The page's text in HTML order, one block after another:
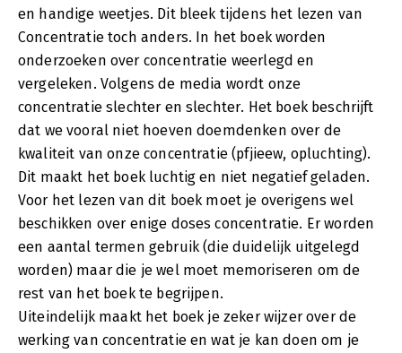
en handige weetjes. Dit bleek tijdens het lezen van
Concentratie toch anders. In het boek worden
onderzoeken over concentratie weerlegd en
vergeleken. Volgens de media wordt onze
concentratie slechter en slechter. Het boek beschrijft
dat we vooral niet hoeven doemdenken over de
kwaliteit van onze concentratie (pfjieew, opluchting).
Dit maakt het boek luchtig en niet negatief geladen.
Voor het lezen van dit boek moet je overigens wel
beschikken over enige doses concentratie. Er worden
een aantal termen gebruik (die duidelijk uitgelegd
worden) maar die je wel moet memoriseren om de
rest van het boek te begrijpen.
Uiteindelijk maakt het boek je zeker wijzer over de
werking van concentratie en wat je kan doen om je